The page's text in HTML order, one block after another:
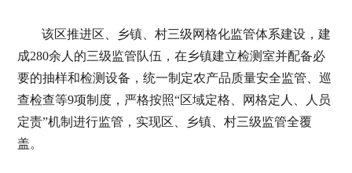
该区推进区、乡镇、村三级网格化监管体系建设，建
成280余人的三级监管队伍，在乡镇建立检测室并配备必
要的抽样和检测设备，统一制定农产品质量安全监管、巡
查检查等9项制度，严格按照“区域定格、网格定人、人员
定责”机制进行监管，实现区、乡镇、村三级监管全覆
盖。